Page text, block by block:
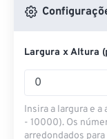
Largura x Altura
Insira a largura e
- 10000). Os
arredondados